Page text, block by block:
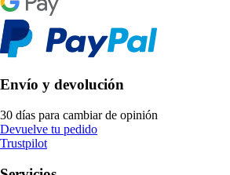
Envío y devolución
30 días para cambiar de opinión
Devuelve tu pedido
Trustpilot